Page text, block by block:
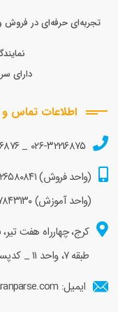
تجربه‌ای حرفه‌ای در
دارای
اطلاعات تماس
۰۲۶-۳۲۲۱۶۸۷۵ _
(واحد فروش)
(واحد آموزش)
کرج، چهارراه هفت
طبقه ۷، واحد ۱۱ _ کدپستی: ۳۱۳۴۸۱۵۴۹۷
ایمیل: info@razigaranparse.com